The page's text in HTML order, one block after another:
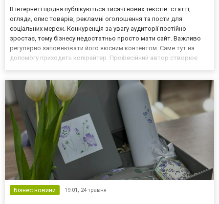
В інтернеті щодня публікуються тисячі нових текстів: статті,
огляди, опис товарів, рекламні оголошення та пости для
соціальних мереж. Конкуренція за увагу аудиторії постійно
зростає, тому бізнесу недостатньо просто мати сайт. Важливо
регулярно заповнювати його якісним контентом. Саме тут на
допомогу приходить копірайтер. Професійний автор створює
Бізнес новини 19:01, 24 травня